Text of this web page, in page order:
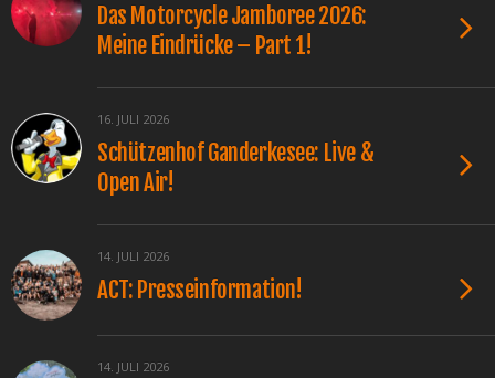
Das Motorcycle Jamboree 2026:
Meine Eindrücke – Part 1!
16. JULI 2026
Schützenhof Ganderkesee: Live &
Open Air!
14. JULI 2026
ACT: Presseinformation!
14. JULI 2026